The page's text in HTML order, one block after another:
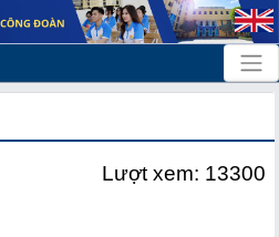
Lượt xem: 13300